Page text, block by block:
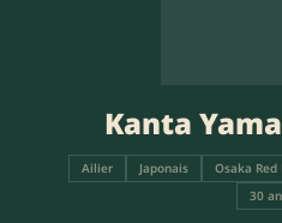
Kanta
Ailier Japonais Osaka
30